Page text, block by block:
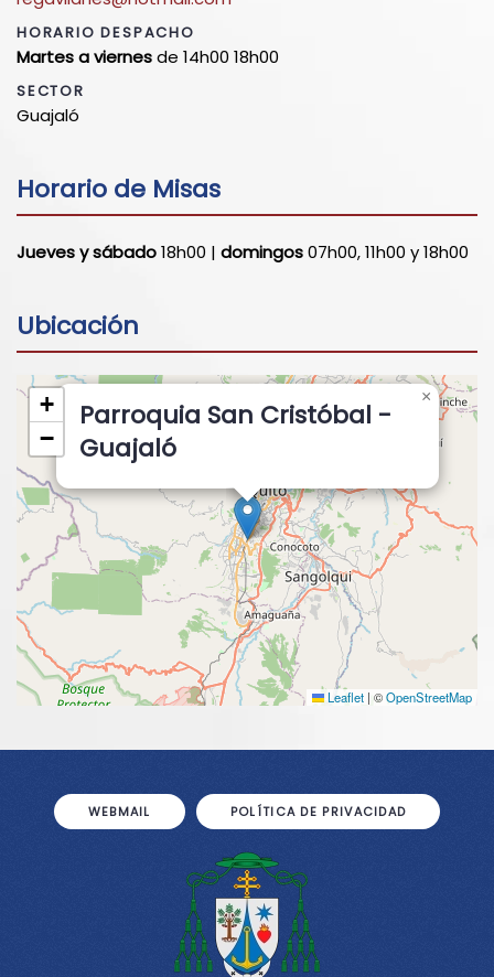
HORARIO DESPACHO
Martes a viernesde 14h00 18h00
SECTOR
Guajaló
Horario de Misas
Jueves y sábado18h00 | domingos07h00, 11h00 y 18h00
Ubicación
Parroquia San Cristóbal -
Guajaló
×
+
−
Leaflet | ©OpenStreetMap
WEBMAIL POLÍTICA DE PRIVACIDAD